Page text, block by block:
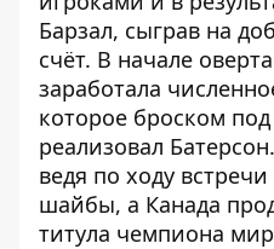
Барзал, сыграв на
счёт. В начале
заработала
которое броском
реализовал
ведя по ходу
шайбы, а Канада
титула чемпиона